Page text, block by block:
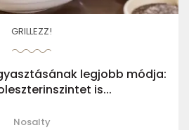
GRILLEZZ!
legjobb módja:
is...
Nosalty